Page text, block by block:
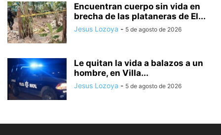
Encuentran cuerpo sin vida en
brecha de las plataneras de El...
Jesus Lozoya - 5 de agosto de 2026
Le quitan la vida a balazos a un
hombre, en Villa...
Jesus Lozoya - 5 de agosto de 2026